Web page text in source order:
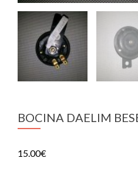
BOCINA DAELIM
15.00€